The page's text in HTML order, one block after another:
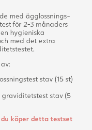
med ägglossnings-
för 2-3 månaders
hygieniska
med det extra
stav (15 st)
stav (5
du köper detta testset